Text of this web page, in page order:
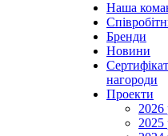
Наша
Бренди
Новини
нагороди
Проекти
2026
2025